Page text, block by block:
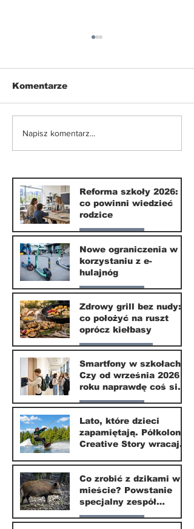
Nowe ograniczenia w
Komentarze
Napisz komentarz...
Reforma szkoły 2026:
co powinni wiedzieć
rodzice
Nasze miasto
10 lip
Nowe ograniczenia w
korzystaniu z e-
hulajnóg
Nasze miasto
3 lip
Zdrowy grill bez nudy:
co położyć na ruszt
oprócz kiełbasy
Zdrowie i uroda
1 lip
Smartfony w szkołach.
Czy od września 2026
roku naprawdę coś się
zmieni?
Nasze miasto
1 lip
Lato, które dzieci
zapamiętają. Półkolonie
Creative Story wracają
20 kwi
Co zrobić z dzikami w
mieście? Powstanie
specjalny zespół
ekspertów
Nasze miasto